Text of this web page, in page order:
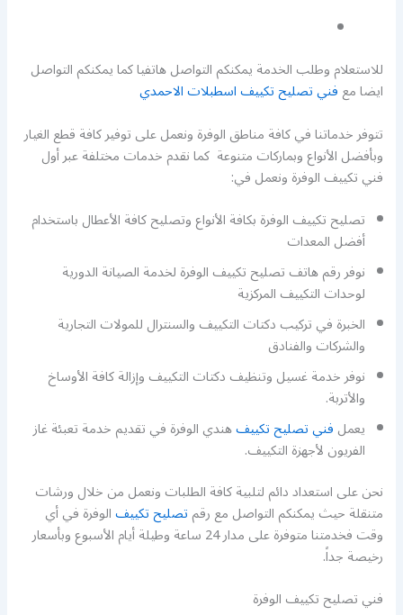
للاستعلام وطلب الخدمة يمكنكم التواصل هاتفيا كما يمكنكم التواصل
ايضا معفني تصليح تكييف اسطبلات الاحمدي
تتوفر خدماتنا في كافة مناطق الوفرة ونعمل على توفير كافة قطع الغيار
وبأفضل الأنواع وبماركات متنوعة كما نقدم خدمات مختلفة عبر أول
فني تكييف الوفرة ونعمل في:
تصليح تكييف الوفرة بكافة الأنواع وتصليح كافة الأعطال باستخدام
أفضل المعدات
نوفر رقم هاتف تصليح تكييف الوفرة لخدمة الصيانة الدورية
لوحدات التكييف المركزية
الخبرة في تركيب دكتات التكييف والسنترال للمولات التجارية
والشركات والفنادق
نوفر خدمة غسيل وتنظيف دكتات التكييف وإزالة كافة الأوساخ
والأتربة.
يعملفني تصليح تكييفهندي الوفرة في تقديم خدمة تعبئة غاز
الفريون لأجهزة التكييف.
نحن على استعداد دائم لتلبية كافة الطلبات ونعمل من خلال ورشات
متنقلة حيث يمكنكم التواصل مع رقمتصليح تكييفالوفرة في أي
وقت فخدمتنا متوفرة على مدار 24 ساعة وطيلة أيام الأسبوع وبأسعار
رخيصة جداً.
فني تصليح تكييف الوفرة